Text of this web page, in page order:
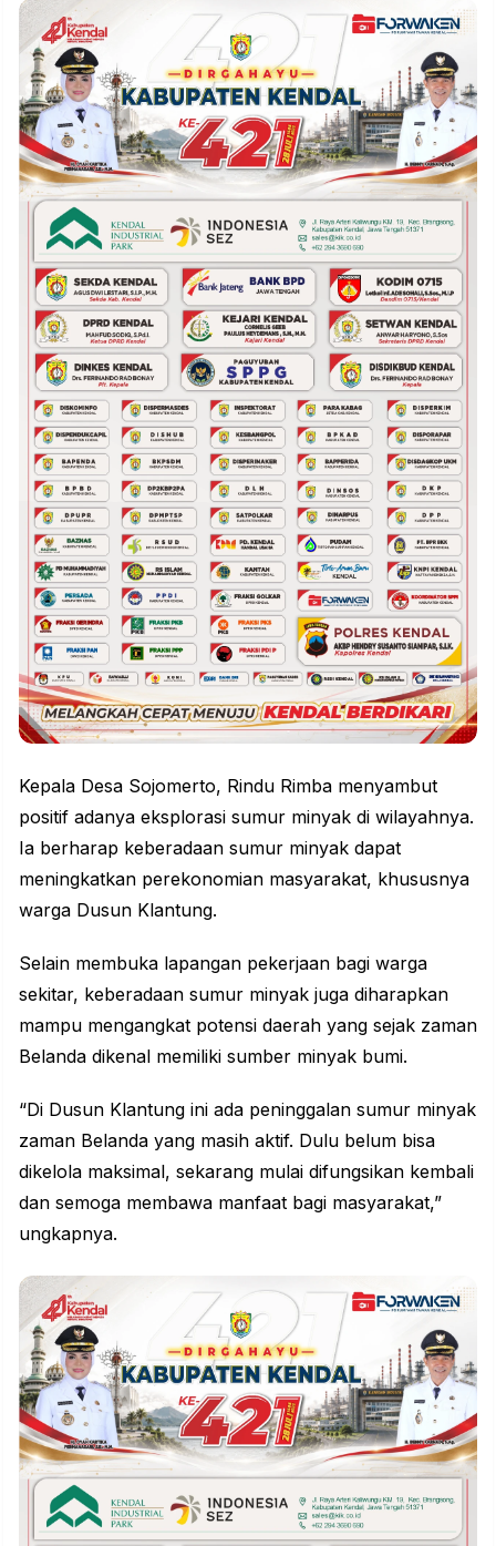
Kepala Desa Sojomerto, Rindu Rimba menyambut
positif adanya eksplorasi sumur minyak di wilayahnya.
Ia berharap keberadaan sumur minyak dapat
meningkatkan perekonomian masyarakat, khususnya
warga Dusun Klantung.
Selain membuka lapangan pekerjaan bagi warga
sekitar, keberadaan sumur minyak juga diharapkan
mampu mengangkat potensi daerah yang sejak zaman
Belanda dikenal memiliki sumber minyak bumi.
“Di Dusun Klantung ini ada peninggalan sumur minyak
zaman Belanda yang masih aktif. Dulu belum bisa
dikelola maksimal, sekarang mulai difungsikan kembali
dan semoga membawa manfaat bagi masyarakat,”
ungkapnya.